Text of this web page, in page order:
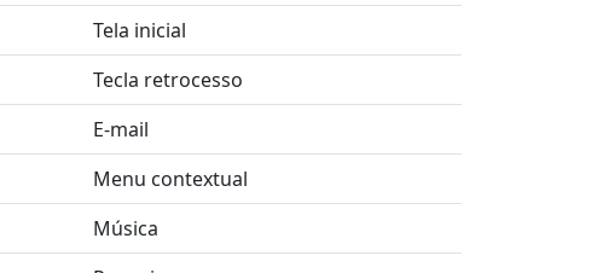
Tela inicial
Tecla retrocesso
E-mail
Menu contextual
Música